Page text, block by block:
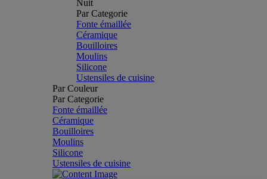
Nuit
Par Categorie
Fonte émaillée
Céramique
Bouilloires
Moulins
Silicone
Ustensiles de cuisine
Par Couleur
Par Categorie
Fonte émaillée
Céramique
Bouilloires
Moulins
Silicone
Ustensiles de cuisine